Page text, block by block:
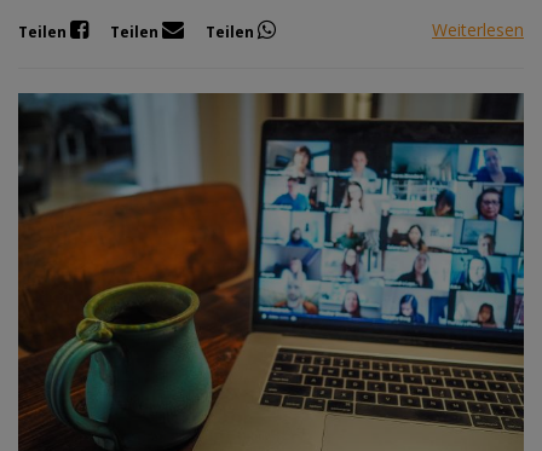
Teilen Teilen Teilen Weiterlesen